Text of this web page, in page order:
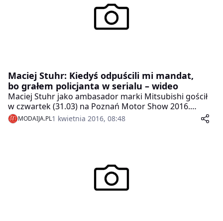
Maciej Stuhr: Kiedyś odpuścili mi mandat,
bo grałem policjanta w serialu – wideo
Maciej Stuhr jako ambasador marki Mitsubishi gościł
w czwartek (31.03) na Poznań Motor Show 2016.
Gwiazdor opowiedział o tym, czy zdarzyło mu się
uniknąć mandatu dzięki temu, że jest znany.
MODAIJA.PL1 kwietnia 2016, 08:48